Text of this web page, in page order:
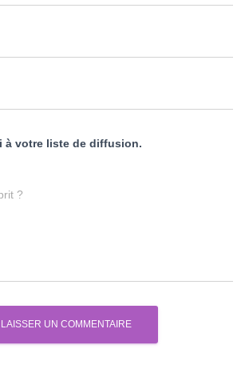
à votre liste de diffusion.
?